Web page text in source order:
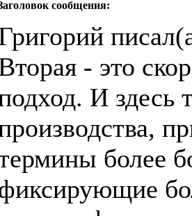
сообщения:
- это
И здесь
более